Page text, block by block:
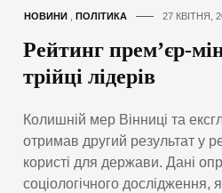
НОВИНИ , ПОЛІТИКА 27 КВІТНЯ,
Рейтинг прем’єр-
трійці лідерів
Колишній мер Вінниці та
отримав другий результат у
користі для держави. Дані
соціологічного